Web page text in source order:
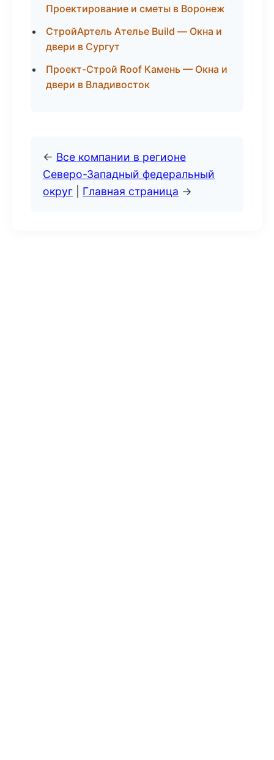
Проектирование и сметы в Воронеж
СтройАртель Ателье Build — Окна и
двери в Сургут
Проект-Строй Roof Камень — Окна и
двери в Владивосток
← Все компании в регионе
Северо-Западный федеральный
округ
Главная страница →